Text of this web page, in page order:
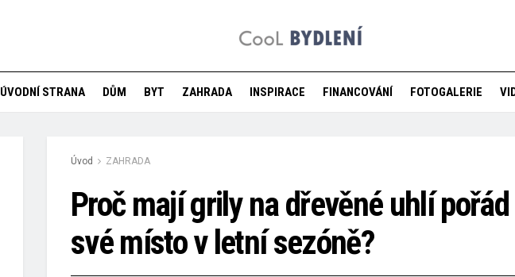
ÚVODNÍ STRANA DŮM BYT ZAHRADA INSPIRACE FINANCOVÁNÍ FOTOGALERIE
Úvod ZAHRADA
Proč mají grily na dřevěné uhlí pořád
své místo v letní sezóně?